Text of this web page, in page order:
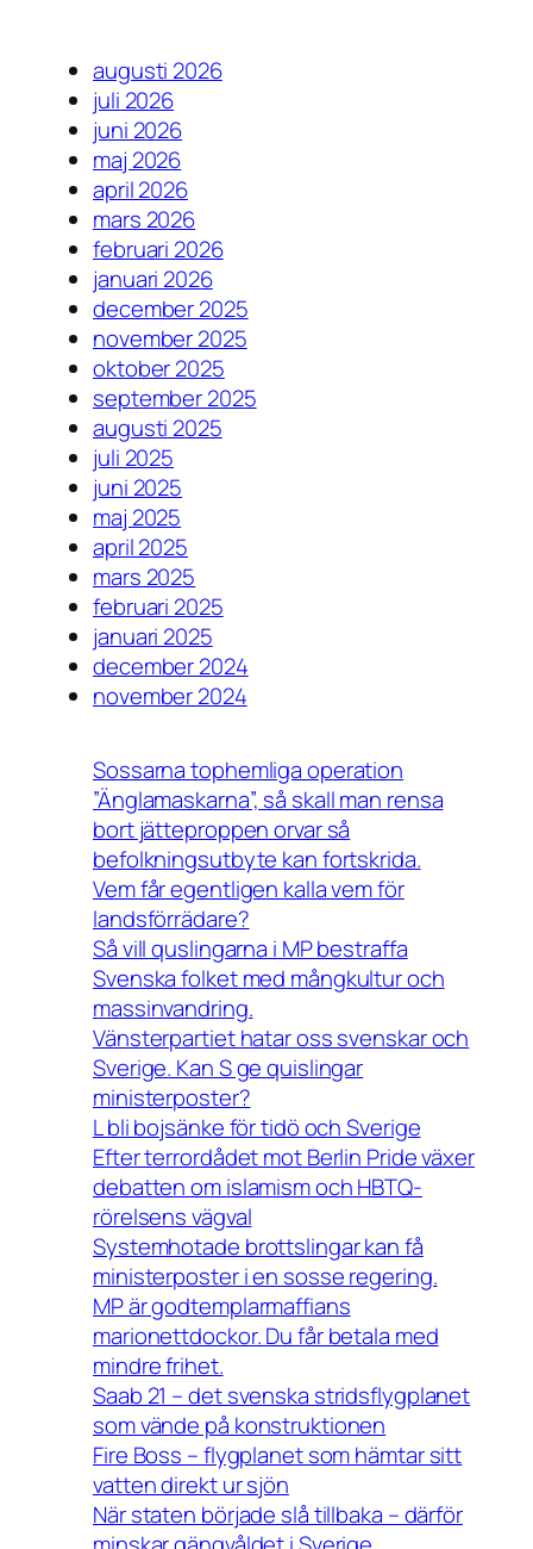
augusti 2026
juli 2026
juni 2026
maj 2026
april 2026
mars 2026
februari 2026
januari 2026
december 2025
november 2025
oktober 2025
september 2025
augusti 2025
juli 2025
juni 2025
maj 2025
april 2025
mars 2025
februari 2025
januari 2025
december 2024
november 2024
Sossarna tophemliga operation
”Änglamaskarna”, så skall man rensa
bort jätteproppen orvar så
befolkningsutbyte kan fortskrida.
Vem får egentligen kalla vem för
landsförrädare?
Så vill quslingarna i MP bestraffa
Svenska folket med mångkultur och
massinvandring.
Vänsterpartiet hatar oss svenskar och
Sverige. Kan S ge quislingar
ministerposter?
L bli bojsänke för tidö och Sverige
Efter terrordådet mot Berlin Pride växer
debatten om islamism och HBTQ-
rörelsens vägval
Systemhotade brottslingar kan få
ministerposter i en sosse regering.
MP är godtemplarmaffians
marionettdockor. Du får betala med
mindre frihet.
Saab 21 – det svenska stridsflygplanet
som vände på konstruktionen
Fire Boss – flygplanet som hämtar sitt
vatten direkt ur sjön
När staten började slå tillbaka – därför